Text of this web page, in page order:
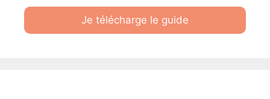
Je télécharge le guide